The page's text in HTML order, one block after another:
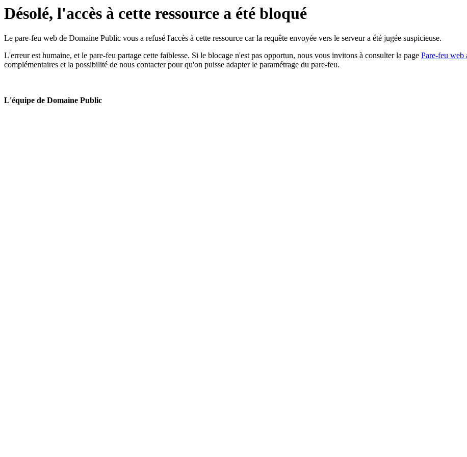
Désolé, l'accès à cette ressource a été bloqué
Le pare-feu web de Domaine Public vous a refusé l'accès à cette ressource car la requête envoyée vers le serveur a été jugée suspicieuse.
L'erreur est humaine, et le pare-feu partage cette faiblesse. Si le blocage n'est pas opportun, nous vous invitons à consulter la page Pare-feu web
complémentaires et la possibilité de nous contacter pour qu'on puisse adapter le paramétrage du pare-feu.
L'équipe de Domaine Public